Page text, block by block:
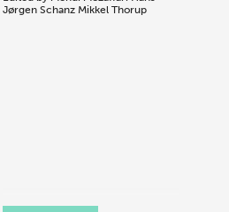
Jørgen Schanz Mikkel Thorup